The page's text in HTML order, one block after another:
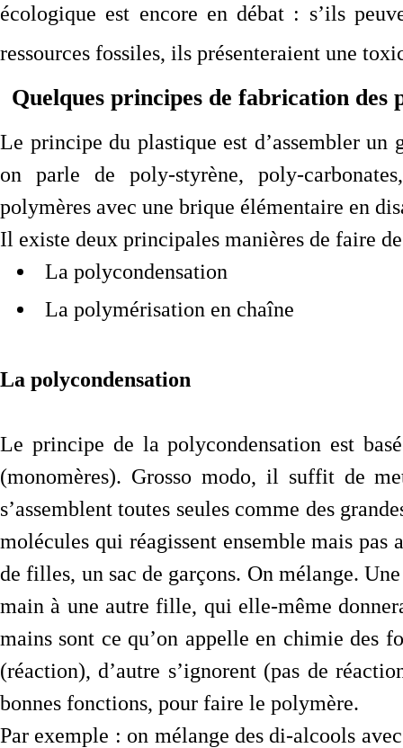
écologique est encore en débat : s’ils
ressources fossiles, ils présenteraient une
Quelques principes de fabrication des
Le principe du plastique est d’assembler
on parle de poly-styrène, poly-
polymères avec une brique élémentaire en
Il existe deux principales manières de faire
La polycondensation
La polymérisation en chaîne
La polycondensation
Le principe de la polycondensation est
(monomères). Grosso modo, il suffit de
s’assemblent toutes seules comme des
molécules qui réagissent ensemble mais
de filles, un sac de garçons. On mélange.
main à une autre fille, qui elle-même
mains sont ce qu’on appelle en chimie des
(réaction), d’autre s’ignorent (pas de
bonnes fonctions, pour faire le polymère.
Par exemple : on mélange des di-alcools